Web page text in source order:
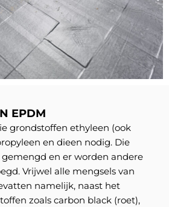
EPDM
grondstoffen ethyleen (ook
en dieen nodig. Die
en er worden andere
Vrijwel alle mengsels van
namelijk, naast het
zoals carbon black (roet),